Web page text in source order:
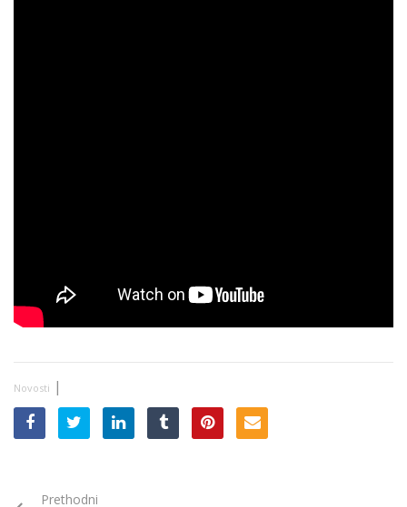
Novosti |
Prethodni